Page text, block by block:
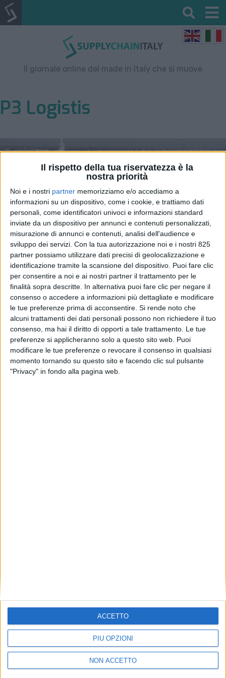
Il rispetto della tua riservatezza è la
nostra priorità
Noi e i nostri partner memorizziamo e/o accediamo a
informazioni su un dispositivo, come i cookie, e trattiamo dati
personali, come identificatori univoci e informazioni standard
inviate da un dispositivo per annunci e contenuti personalizzati,
misurazione di annunci e contenuti, analisi dell'audience e
sviluppo dei servizi. Con la tua autorizzazione noi e i nostri 825
partner possiamo utilizzare dati precisi di geolocalizzazione e
identificazione tramite la scansione del dispositivo. Puoi fare clic
per consentire a noi e ai nostri partner il trattamento per le
finalità sopra descritte. In alternativa puoi fare clic per negare il
consenso o accedere a informazioni più dettagliate e modificare
le tue preferenze prima di acconsentire. Si rende noto che
alcuni trattamenti dei dati personali possono non richiedere il tuo
consenso, ma hai il diritto di opporti a tale trattamento. Le tue
preferenze si applicheranno solo a questo sito web. Puoi
modificare le tue preferenze o revocare il consenso in qualsiasi
momento tornando su questo sito e facendo clic sul pulsante
"Privacy" in fondo alla pagina web.
PIÙ OPZIONI
NON ACCETTO
ACCETTO
Il giornale online del made in Italy che si muove
P3 Logistis
P3 Logistic completa il terzo
immobile del parco di Sala
Bolognese
NOTIZIE E INTERVISTE IN EVIDENZA 4 APRILE 2023